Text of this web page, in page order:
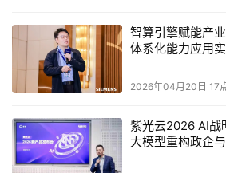
代AMD EPYC处理器，“米兰-X”可为
负载提供高达66%的性能提升。
AMD还于今年5月份完成了对
技术的领先供应商，其创新产品真
络、安全和存储加速需求，是对
智算引擎赋能产
体系化能力应用
2026年04月20日 17
紫光云2026 AI战
大模型重构政企